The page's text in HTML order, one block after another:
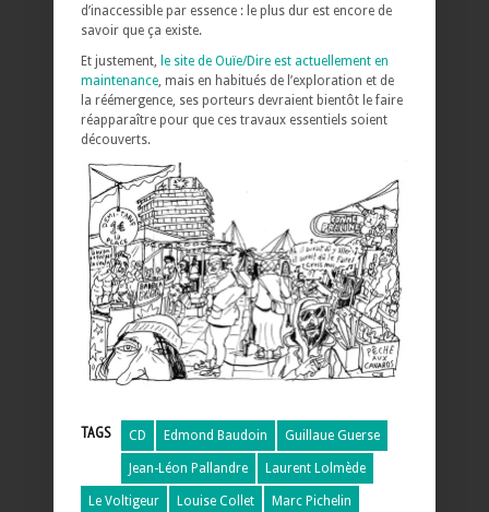
d’inaccessible par essence : le plus dur est encore de
savoir que ça existe.
Et justement,
le site de Ouïe/Dire est actuellement en
maintenance , mais en habitués de l’exploration et de
la réémergence, ses porteurs devraient bientôt le faire
réapparaître pour que ces travaux essentiels soient
découverts.
TAGS CD Edmond Baudoin Guillaue Guerse
Jean-Léon Pallandre Laurent Lolmède
Le Voltigeur Louise Collet Marc Pichelin